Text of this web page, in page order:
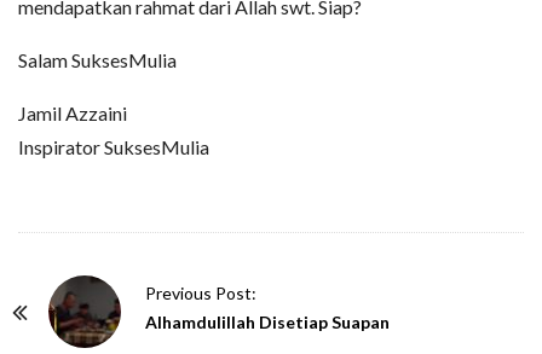
mendapatkan rahmat dari Allah swt. Siap?
Salam SuksesMulia
Jamil Azzaini
Inspirator SuksesMulia
Previous Post:
Alhamdulillah Disetiap Suapan